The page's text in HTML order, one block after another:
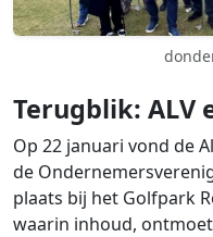
Terugblik: ALV
Op 22 januari vond de
de
plaats bij het Golfpark
waarin inhoud,